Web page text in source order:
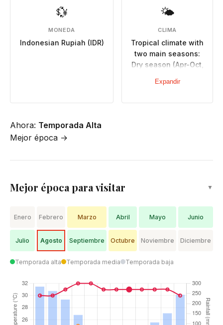
💱
MONEDA
Indonesian Rupiah (IDR)
🌤
CLIMA
Tropical climate with
two main seasons:
Dry season (Apr-Oct,
rainfall), Wet season
Expandir
Ahora: Temporada Alta
Mejor época →
Mejor época para visitar ▼
Enero Febrero Marzo Abril Mayo Junio
Julio Agosto Septiembre Octubre Noviembre Diciembre
Temporada alta Temporada media Temporada baja